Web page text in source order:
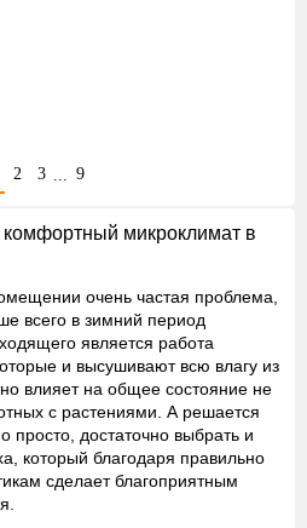
2 3 ... 9
комфортный микроклимат в
очень частая проблема,
всего в зимний период
является работа
и высушивают всю влагу из
влияет на общее состояние не
с растениями. А решается
просто, достаточно выбрать и
который благодаря правильно
сделает благоприятным